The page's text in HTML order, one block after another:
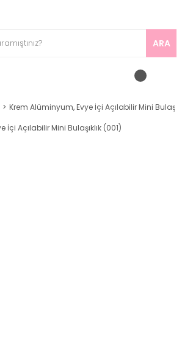
ARA
Krem Alüminyum, Evye İçi Açılabilir Mini